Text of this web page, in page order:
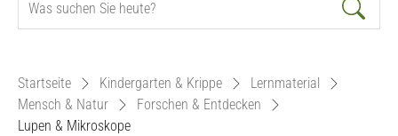
Startseite Kindergarten & Krippe
Lernmaterial
Mensch & Natur
Forschen & Entdecken
Lupen & Mikroskope